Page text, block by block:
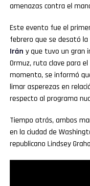
amenazas contra el
Este evento fue el
febrero que se desató la
Irán y que tuvo un gran
Ormuz, ruta clave para
momento, se informó
limar asperezas en
respecto al programa
Tiempo atrás, ambos
en la ciudad de
republicano Lindsey